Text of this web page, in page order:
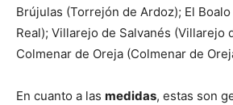
Brújulas (Torrejón de Ardoz); El
Real); Villarejo de Salvanés (Villarejo
Colmenar de Oreja (Colmenar de
En cuanto a las medidas, estas son